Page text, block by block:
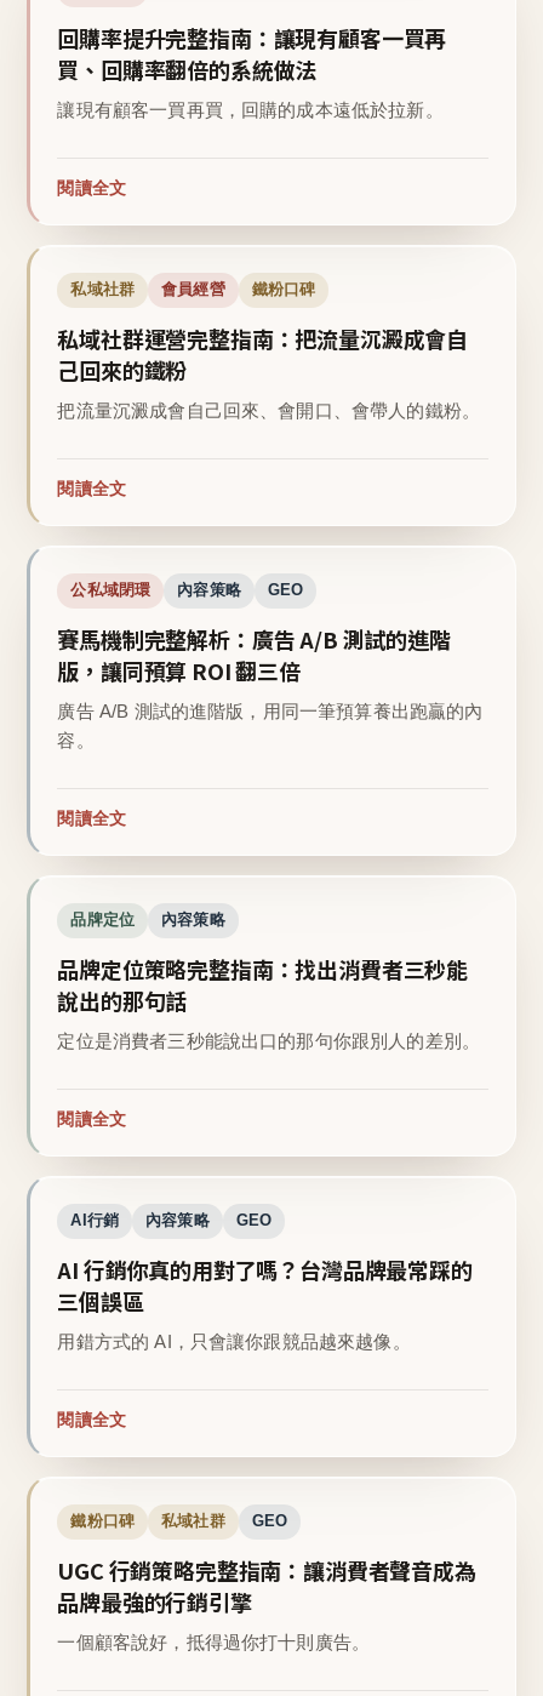
回購率提升完整指南：讓現有顧客一買再
買、回購率翻倍的系統做法
讓現有顧客一買再買，回購的成本遠低於拉新。
閱讀全文
私域社群 會員經營 鐵粉口碑
私域社群運營完整指南：把流量沉澱成會自
己回來的鐵粉
把流量沉澱成會自己回來、會開口、會帶人的鐵粉。
閱讀全文
公私域閉環 內容策略 GEO
賽馬機制完整解析：廣告 A/B 測試的進階
版，讓同預算 ROI 翻三倍
廣告 A/B 測試的進階版，用同一筆預算養出跑贏的內
容。
閱讀全文
品牌定位 內容策略
品牌定位策略完整指南：找出消費者三秒能
說出的那句話
定位是消費者三秒能說出口的那句你跟別人的差別。
閱讀全文
AI行銷 內容策略 GEO
AI 行銷你真的用對了嗎？台灣品牌最常踩的
三個誤區
用錯方式的 AI，只會讓你跟競品越來越像。
閱讀全文
鐵粉口碑 私域社群 GEO
UGC 行銷策略完整指南：讓消費者聲音成為
品牌最強的行銷引擎
一個顧客說好，抵得過你打十則廣告。